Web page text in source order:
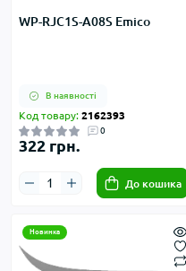
WP-RJC1S-A08S Emico
В наявності
Код товару: 2162393
0
322 грн.
До кошика
Новинка